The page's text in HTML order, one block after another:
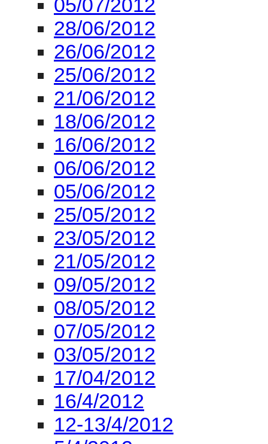
05/07/2012
28/06/2012
26/06/2012
25/06/2012
21/06/2012
18/06/2012
16/06/2012
06/06/2012
05/06/2012
25/05/2012
23/05/2012
21/05/2012
09/05/2012
08/05/2012
07/05/2012
03/05/2012
17/04/2012
16/4/2012
12-13/4/2012